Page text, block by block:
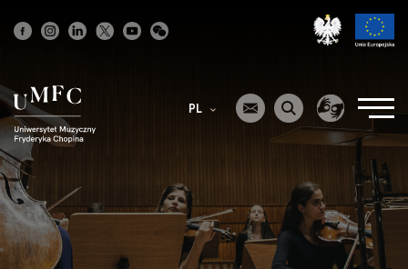
PL